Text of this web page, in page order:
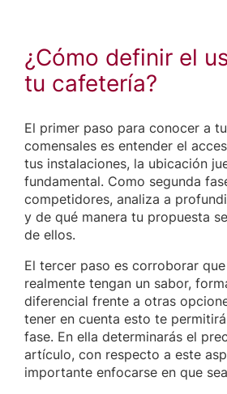
¿Cómo definir el
tu cafetería?
El primer paso para conocer a
comensales es entender el
tus instalaciones, la ubicación
fundamental. Como segunda
competidores, analiza a
y de qué manera tu propuesta
de ellos.
El tercer paso es corroborar
realmente tengan un sabor,
diferencial frente a otras
tener en cuenta esto te
fase. En ella determinarás el
artículo, con respecto a este
importante enfocarse en que